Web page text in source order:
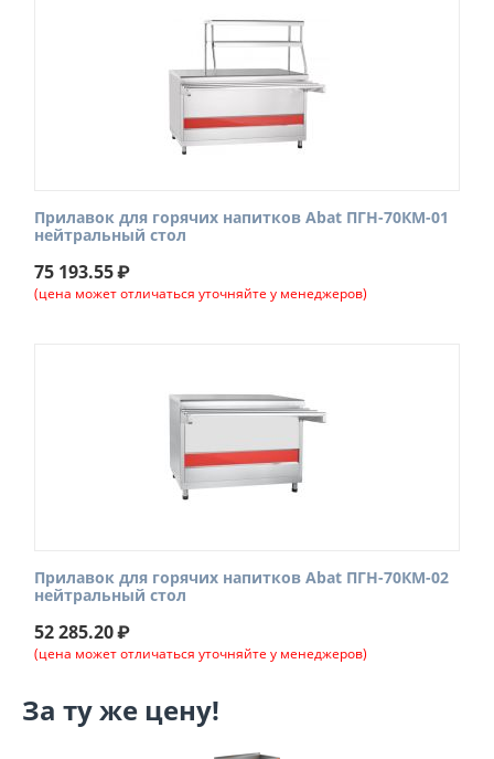
Прилавок для горячих напитков Abat ПГН-70КМ-01
нейтральный стол
75 193.55₽
(цена может отличаться уточняйте у менеджеров)
Прилавок для горячих напитков Abat ПГН-70КМ-02
нейтральный стол
52 285.20₽
(цена может отличаться уточняйте у менеджеров)
За ту же цену!